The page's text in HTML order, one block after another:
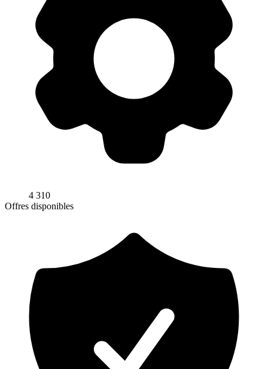
4 310
Offres disponibles